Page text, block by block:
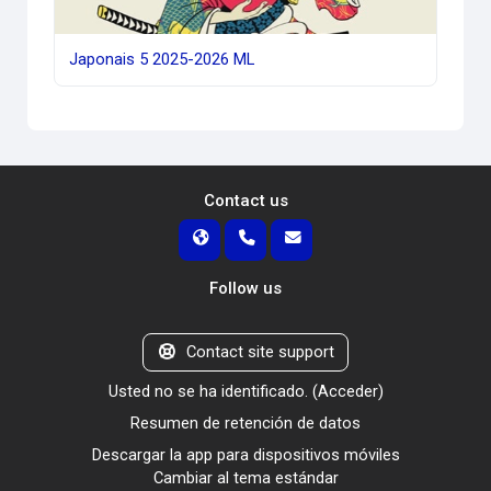
Japonais 5 2025-2026 ML
Contact us
Follow us
Contact site support
Usted no se ha identificado. (Acceder)
Resumen de retención de datos
Descargar la app para dispositivos móviles
Cambiar al tema estándar